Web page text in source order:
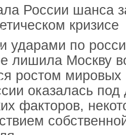
ударами по
лишила Москву
ростом
оказалась
факторов,